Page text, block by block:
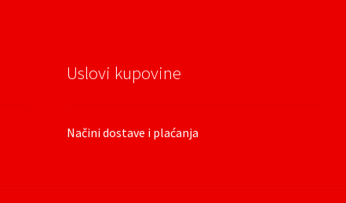
Uslovi kupovine
Načini dostave i plaćanja